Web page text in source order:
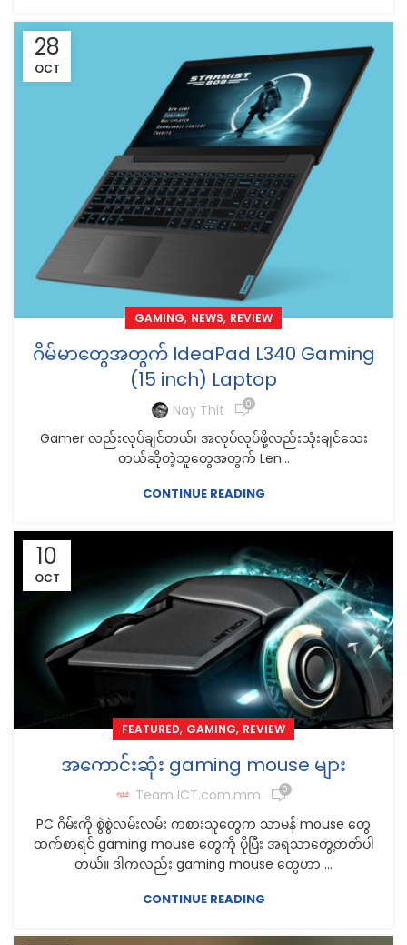
28
OCT
GAMING, NEWS, REVIEW
ဂိမ်မာတွေအတွက် IdeaPad L340 Gaming
(15 inch) Laptop
Nay Thit 0
Gamer လည်းလုပ်ချင်တယ်၊ အလုပ်လုပ်ဖို့လည်းသုံးချင်သေး
တယ်ဆိုတဲ့သူတွေအတွက် Len...
CONTINUE READING
10
OCT
FEATURED, GAMING, REVIEW
အကောင်းဆုံး gaming mouse များ
Team ICT.com.mm 0
PC ဂိမ်းကို စွဲစွဲလမ်းလမ်း ကစားသူတွေက သာမန် mouse တွေ
ထက်စာရင် gaming mouse တွေကို ပိုပြီး အရသာတွေ့တတ်ပါ
တယ်။ ဒါကလည်း gaming mouse တွေဟာ ...
CONTINUE READING